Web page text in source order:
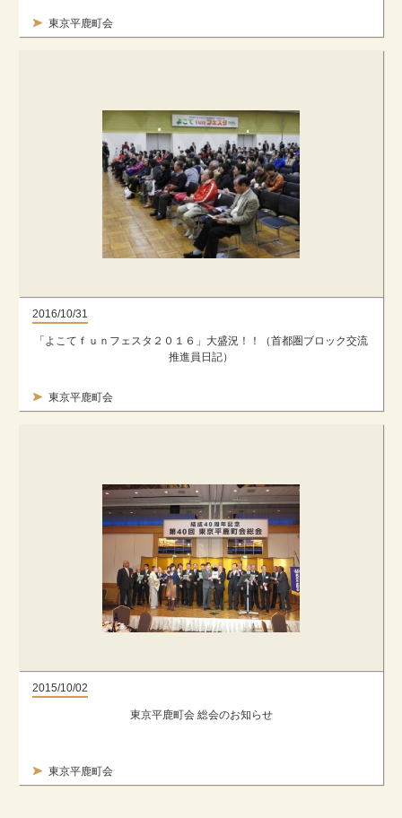
東京平鹿町会
2016/10/31
東京平鹿町会
「よこてｆｕｎフェスタ２０１６」大盛況！！（首都圏ブロック交流
推進員日記）
2015/10/02
東京平鹿町会
東京平鹿町会 総会のお知らせ